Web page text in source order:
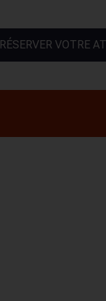
RÉSERVER VOTRE